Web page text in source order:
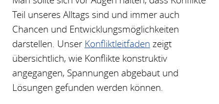
Teil unseres Alltags sind und immer auch
Chancen und Entwicklungsmöglichkeiten
darstellen. Unser Konfliktleitfaden zeigt
übersichtlich, wie Konflikte konstruktiv
angegangen, Spannungen abgebaut und
Lösungen gefunden werden können.